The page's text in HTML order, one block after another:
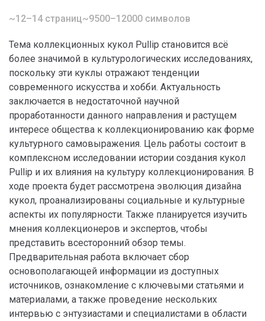
~12–14 страниц~9500–12000 символов
Тема коллекционных кукол Pullip становится всё
более значимой в культурологических исследованиях,
поскольку эти куклы отражают тенденции
современного искусства и хобби. Актуальность
заключается в недостаточной научной
проработанности данного направления и растущем
интересе общества к коллекционированию как форме
культурного самовыражения. Цель работы состоит в
комплексном исследовании истории создания кукол
Pullip и их влияния на культуру коллекционирования. В
ходе проекта будет рассмотрена эволюция дизайна
кукол, проанализированы социальные и культурные
аспекты их популярности. Также планируется изучить
мнения коллекционеров и экспертов, чтобы
представить всесторонний обзор темы.
Предварительная работа включает сбор
основополагающей информации из доступных
источников, ознакомление с ключевыми статьями и
материалами, а также проведение нескольких
интервью с энтузиастами и специалистами в области